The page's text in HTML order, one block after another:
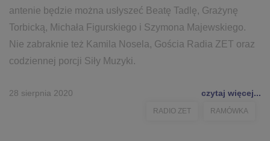
antenie będzie można usłyszeć Beatę Tadlę, Grażynę
Torbicką, Michała Figurskiego i Szymona Majewskiego.
Nie zabraknie też Kamila Nosela, Gościa Radia ZET oraz
codziennej porcji Siły Muzyki.
28 sierpnia 2020 czytaj więcej...
RADIO ZET RAMÓWKA